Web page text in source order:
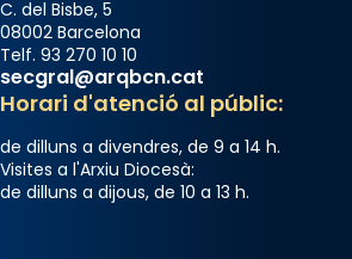
View on Facebook
C. del Bisbe, 5
08002 Barcelona
Telf. 93 270 10 10
secgral@arqbcn.cat
Horari d'atenció al públic:
de dilluns a divendres, de 9 a 14 h.
Visites a l'Arxiu Diocesà:
de dilluns a dijous, de 10 a 13 h.